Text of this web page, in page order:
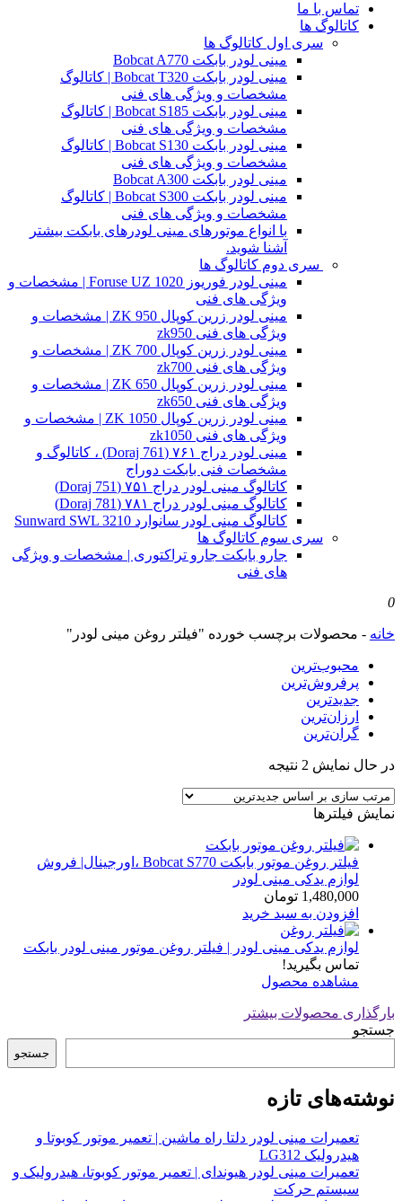
تماس با ما
کاتالوگ ها
سری اول کاتالوگ ها
مینی لودر بابکت Bobcat A770
مینی لودر بابکت Bobcat T320 | کاتالوگ
مشخصات و ویژگی های فنی
مینی لودر بابکت Bobcat S185 | کاتالوگ
مشخصات و ویژگی های فنی
مینی لودر بابکت Bobcat S130 | کاتالوگ
مشخصات و ویژگی های فنی
مینی لودر بابکت Bobcat A300
مینی لودر بابکت Bobcat S300 | کاتالوگ
مشخصات و ویژگی های فنی
با انواع موتورهای مینی لودرهای بابکت بیشتر
آشنا شوید.
سری دوم کاتالوگ ها
مینی لودر فوریوز Foruse UZ 1020 | مشخصات و
ویژگی های فنی
مینی لودر زرین کوپال ZK 950 | مشخصات و
ویژگی های فنی zk950
مینی لودر زرین کوپال ZK 700 | مشخصات و
ویژگی های فنی zk700
مینی لودر زرین کوپال ZK 650 | مشخصات و
ویژگی های فنی zk650
مینی لودر زرین کوپال ZK 1050 | مشخصات و
ویژگی های فنی zk1050
مینی لودر دراج ۷۶۱ (Doraj 761) ، کاتالوگ و
مشخصات فنی بابکت دوراج
کاتالوگ مینی لودر دراج ۷۵۱ (Doraj 751)
کاتالوگ مینی لودر دراج ۷۸۱ (Doraj 781)
کاتالوگ مینی لودر سانوارد Sunward SWL 3210
سری سوم کاتالوگ ها
جارو بابکت جارو تراکتوری | مشخصات و ویژگی
های فنی
0
خانه - محصولات برچسب خورده "فیلتر روغن مینی لودر"
محبوب‌ترین
پرفروش‌ترین
جدیدترین
ارزان‌ترین
گران‌ترین
در حال نمایش 2 نتیجه
latest
نمایش فیلترها
فیلتر روغن موتور بابکت Bobcat S770 ،اورجینال| فروش
لوازم یدکی مینی لودر
1,480,000 تومان
افزودن به سبد خرید
لوازم یدکی مینی لودر | فیلتر روغن موتور مینی لودر بابکت
تماس بگیرید!
مشاهده محصول
بارگذاری محصولات بیشتر
جستجو
جستجو
نوشته‌های تازه
تعمیرات مینی لودر دلتا راه ماشین | تعمیر موتور کوبوتا و
هیدرولیک LG312
تعمیرات مینی لودر هیوندای | تعمیر موتور کوبوتا، هیدرولیک و
سیستم حرکت